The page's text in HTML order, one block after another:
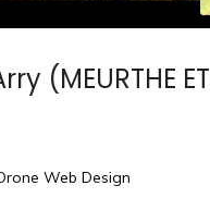
(MEURTHE ET
Web Design